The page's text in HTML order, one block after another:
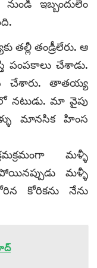
ఇబ్బందులేం
తండ్రీలేరు. ఆ
పంపకాలు చేశాడు.
చేశారు. తాతయ్య
నటుడు. మా వైపు
మానసిక హింస
మళ్ళీ
మళ్ళీ
కోరికను నేను